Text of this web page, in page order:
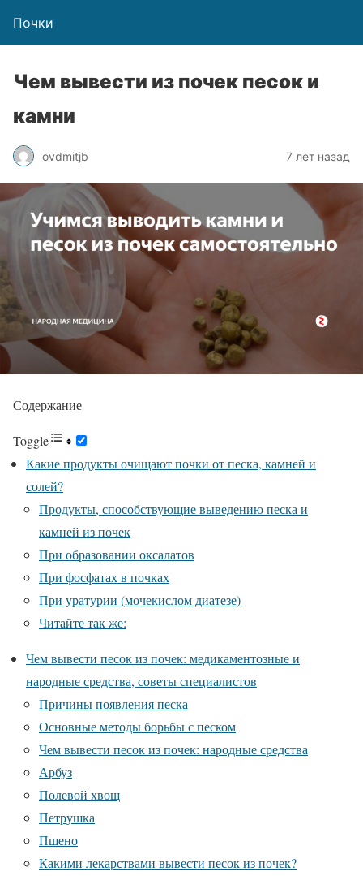
Почки
Чем вывести из почек песок и
камни
ovdmitjb 7 лет назад
Содержание
Toggle
Какие продукты очищают почки от песка, камней и
солей?
Продукты, способствующие выведению песка и
камней из почек
При образовании оксалатов
При фосфатах в почках
При уратурии (мочекислом диатезе)
Читайте так же:
Чем вывести песок из почек: медикаментозные и
народные средства, советы специалистов
Причины появления песка
Основные методы борьбы с песком
Чем вывести песок из почек: народные средства
Арбуз
Полевой хвощ
Петрушка
Пшено
Какими лекарствами вывести песок из почек?